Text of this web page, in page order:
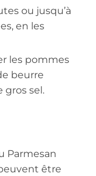
ou jusqu’à
en les
les pommes
beurre
gros sel.
Parmesan
être